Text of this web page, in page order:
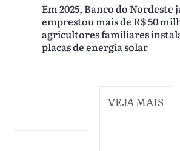
Em 2025, Banco do Nordeste
emprestou mais de R$ 50
agricultores familiares
placas de energia solar
VEJA MAIS